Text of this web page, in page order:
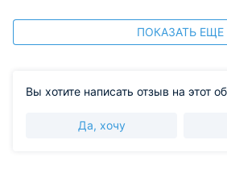
ПОКАЗАТЬ ЕЩЕ
Вы хотите написать отзыв на этот
Да, хочу